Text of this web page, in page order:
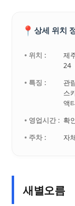
📍 상세 위치
• 위치 :
제
24
• 특징 :
관
스
액
• 영업시간 : 확
• 주차 :
자
새별오름